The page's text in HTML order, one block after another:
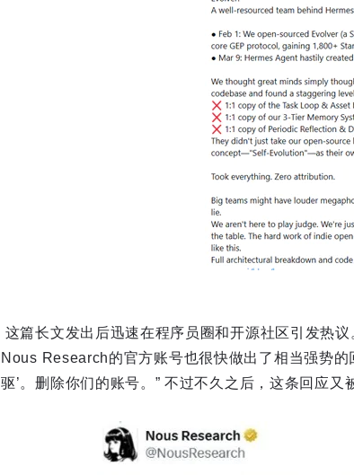
这篇长文发出后迅速在程序员圈和开源社区引发热
Nous Research的官方账号也很快做出了相当强势
驱’。删除你们的账号。” 不过不久之后，这条回应又